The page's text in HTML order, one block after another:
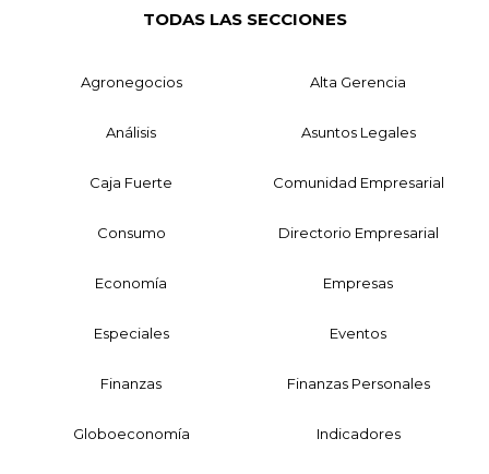
TODAS LAS SECCIONES
Agronegocios Alta Gerencia
Análisis Asuntos Legales
Caja Fuerte Comunidad Empresarial
Consumo Directorio Empresarial
Economía Empresas
Especiales Eventos
Finanzas Finanzas Personales
Globoeconomía Indicadores